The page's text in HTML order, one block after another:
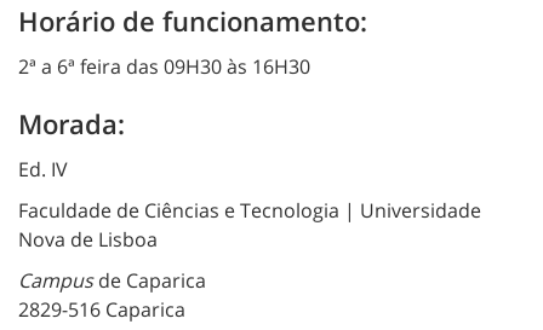
Horário de funcionamento:
2ª a 6ª feira das 09H30 às 16H30
Morada:
Ed. IV
Faculdade de Ciências e Tecnologia | Universidade
Nova de Lisboa
Campusde Caparica
2829-516 Caparica